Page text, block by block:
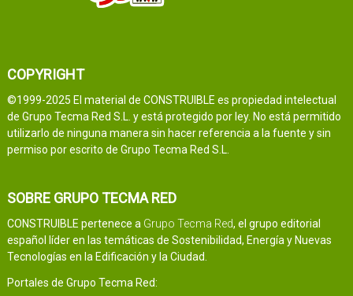
COPYRIGHT
©1999-2025 El material de CONSTRUIBLE es propiedad intelectual
de Grupo Tecma Red S.L. y está protegido por ley. No está permitido
utilizarlo de ninguna manera sin hacer referencia a la fuente y sin
permiso por escrito de Grupo Tecma Red S.L.
SOBRE GRUPO TECMA RED
CONSTRUIBLE pertenece a Grupo Tecma Red, el grupo editorial
español líder en las temáticas de Sostenibilidad, Energía y Nuevas
Tecnologías en la Edificación y la Ciudad.
Portales de Grupo Tecma Red: